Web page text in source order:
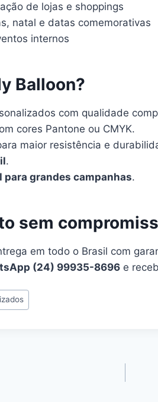
de lojas e shoppings
natal e datas comemorativas
internos
Balloon?
com qualidade
cores Pantone ou CMYK.
maior resistência e
.
para grandes campanhas.
sem
em todo o Brasil com
(24) 99935-8696 e